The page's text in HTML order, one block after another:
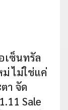
เซ็นทรัล
ไม่ใช่แค่
า จัด
Sale